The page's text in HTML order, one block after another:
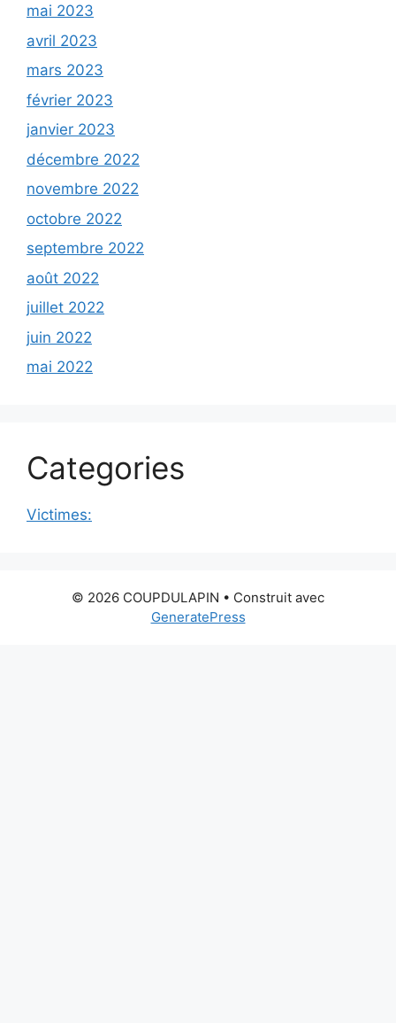
mai 2023
avril 2023
mars 2023
février 2023
janvier 2023
décembre 2022
novembre 2022
octobre 2022
septembre 2022
août 2022
juillet 2022
juin 2022
mai 2022
Categories
Victimes:
© 2026 COUPDULAPIN • Construit avec
GeneratePress